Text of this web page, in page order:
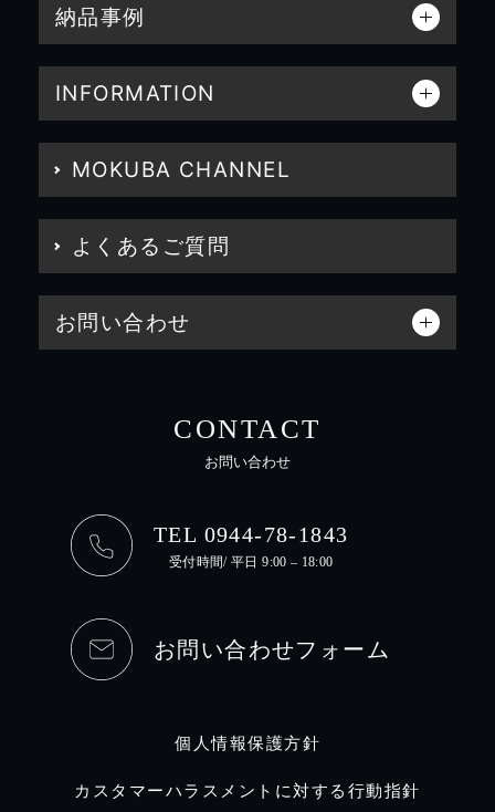
納品事例
INFORMATION
MOKUBA CHANNEL
よくあるご質問
お問い合わせ
CONTACT
お問い合わせ
TEL 0944-78-1843
受付時間/ 平日 9:00 – 18:00
お問い合わせフォーム
個人情報保護方針
カスタマーハラスメントに対する行動指針